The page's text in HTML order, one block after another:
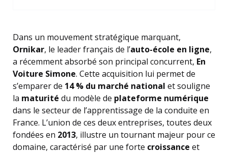
Dans un mouvement stratégique marquant,
Ornikar, le leader français de l’auto-école en ligne,
a récemment absorbé son principal concurrent, En
Voiture Simone. Cette acquisition lui permet de
s’emparer de 14 % du marché national et souligne
la maturité du modèle de plateforme numérique
dans le secteur de l’apprentissage de la conduite en
France. L’union de ces deux entreprises, toutes deux
fondées en 2013, illustre un tournant majeur pour ce
domaine, caractérisé par une forte croissance et